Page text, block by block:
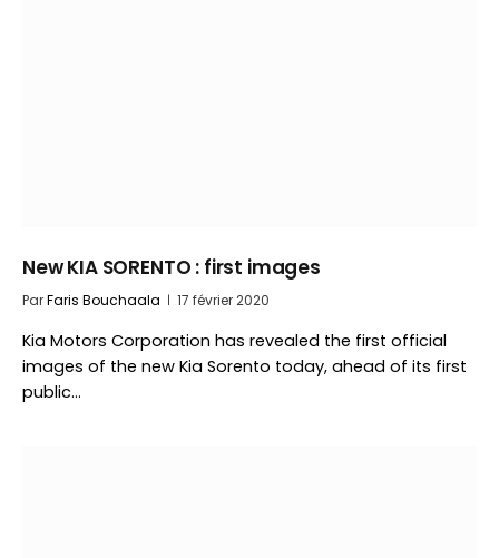
New KIA SORENTO : first images
ParFaris Bouchaala 17 février 2020
Kia Motors Corporation has revealed the first official
images of the new Kia Sorento today, ahead of its first
public…